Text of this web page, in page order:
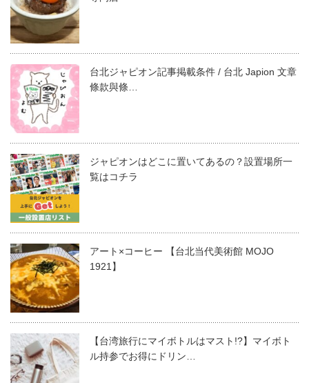
台北ジャピオン記事掲載条件 / 台北 Japion 文章
條款與條…
ジャピオンはどこに置いてあるの？設置場所一
覧はコチラ
アート×コーヒー 【台北当代美術館 MOJO
1921】
【台湾旅行にマイボトルはマスト!?】マイボト
ル持参でお得にドリン…